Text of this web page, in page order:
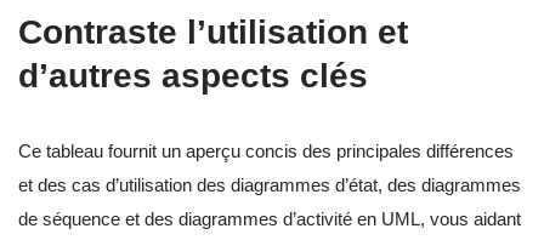
Contraste l’utilisation et
d’autres aspects clés
Ce tableau fournit un aperçu concis des principales différences
et des cas d’utilisation des diagrammes d’état, des diagrammes
de séquence et des diagrammes d’activité en UML, vous aidant